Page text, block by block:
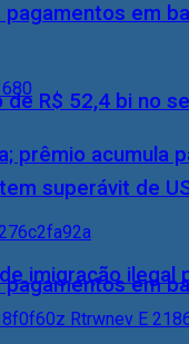
prêmio acumula
pagamentos em
pagamentos em
R$ 52,4 bi no
superávit de
imigração ilegal